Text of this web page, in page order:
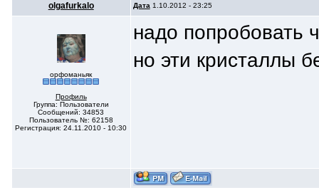
olgafurkalo Дата 1.10.2012 - 23:25
орфоманьяк
Профиль
Группа: Пользователи
Сообщений: 34853
Пользователь №: 62158
Регистрация: 24.11.2010 - 10:30
надо попробовать
но эти кристаллы